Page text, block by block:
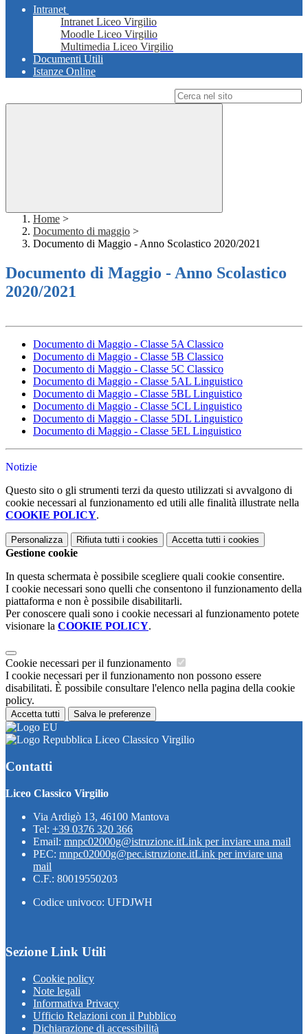
Intranet
Intranet Liceo Virgilio
Moodle Liceo Virgilio
Multimedia Liceo Virgilio
Documenti Utili
Istanze Online
Home >
Documento di maggio >
Documento di Maggio - Anno Scolastico 2020/2021
Documento di Maggio - Anno Scolastico
2020/2021
Documento di Maggio - Classe 5A Classico
Documento di Maggio - Classe 5B Classico
Documento di Maggio - Classe 5C Classico
Documento di Maggio - Classe 5AL Linguistico
Documento di Maggio - Classe 5BL Linguistico
Documento di Maggio - Classe 5CL Linguistico
Documento di Maggio - Classe 5DL Linguistico
Documento di Maggio - Classe 5EL Linguistico
Notizie
Questo sito o gli strumenti terzi da questo utilizzati si avvalgono di
cookie necessari al funzionamento ed utili alle finalità illustrate nella
COOKIE POLICY.
Personalizza Rifiuta tutti i cookies Accetta tutti i cookies
Gestione cookie
In questa schermata è possibile scegliere quali cookie consentire.
I cookie necessari sono quelli che consentono il funzionamento della
piattaforma e non è possibile disabilitarli.
Per conoscere quali sono i cookie necessari al funzionamento potete
visionare la COOKIE POLICY.
Cookie necessari per il funzionamento
I cookie necessari per il funzionamento non possono essere
disabilitati. È possibile consultare l'elenco nella pagina della cookie
policy.
Accetta tutti Salva le preferenze
Liceo Classico Virgilio
Contatti
Liceo Classico Virgilio
Via Ardigò 13, 46100 Mantova
Tel: +39 0376 320 366
Email: mnpc02000g@istruzione.itLink per inviare una mail
PEC: mnpc02000g@pec.istruzione.itLink per inviare una
mail
C.F.: 80019550203
Codice univoco: UFDJWH
Sezione Link Utili
Cookie policy
Note legali
Informativa Privacy
Ufficio Relazioni con il Pubblico
Dichiarazione di accessibilità